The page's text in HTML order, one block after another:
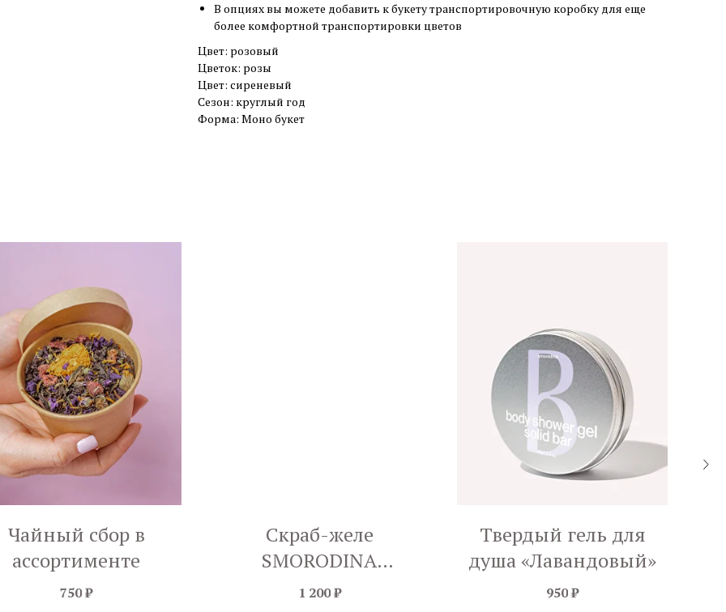
В опциях вы можете добавить к букету транспортировочную коробку для еще
более комфортной транспортировки цветов
Цвет: розовый
Цветок: розы
Цвет: сиреневый
Сезон: круглый год
Форма: Моно букет
Чайный сбор в
ассортименте
750₽
Скраб-желе
SMORODINA
«Тропический кокос»
1 200 ₽
Твердый гель для
душа «Лавандовый»
950₽